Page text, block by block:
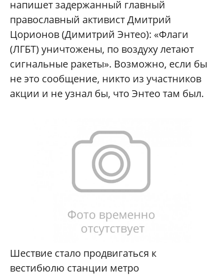
напишет задержанный главный
православный активист Дмитрий
Цорионов (Димитрий Энтео): «Флаги
(ЛГБТ) уничтожены, по воздуху летают
сигнальные ракеты». Возможно, если бы
не это сообщение, никто из участников
акции и не узнал бы, что Энтео там был.
Шествие стало продвигаться к
вестибюлю станции метро